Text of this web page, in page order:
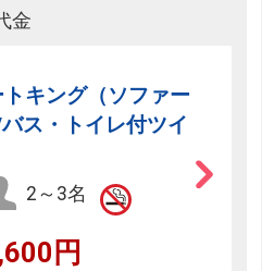
金
トキング（ソファー
ス・トイレ付ツイ
2～3名
円